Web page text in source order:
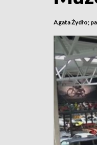
Agata Żydło;